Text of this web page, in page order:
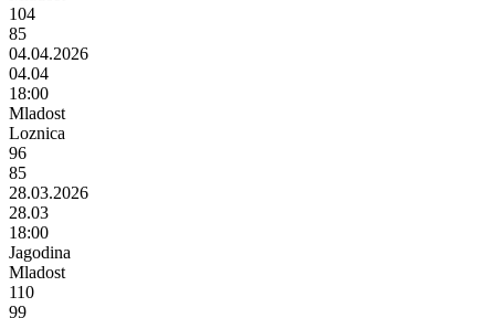
104
85
04.04.2026
04.04
18:00
Mladost
Loznica
96
85
28.03.2026
28.03
18:00
Jagodina
Mladost
110
99